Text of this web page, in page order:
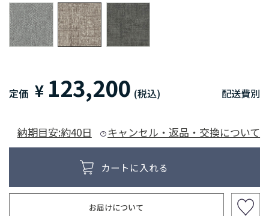
定価 ¥ 123,200 (税込) 配送費別
納期目安:約40日 キャンセル・返品・交換について
お届けについて